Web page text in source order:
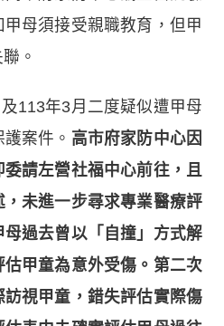
母須接受親職教育，但甲
。
113年3月二度疑似遭甲母
案件。 高市府家防中心因
請左營社福中心前往，且
未進一步尋求專業醫療評
過去曾以「自撞」方式解
甲童為意外受傷。 第二次
視甲童，錯失評估實際傷